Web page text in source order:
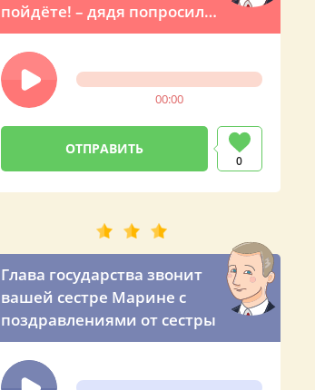
пойдёте! – дядя попросил
президента позвонить и
оригинально поздравить
свою племянницу с ДР
00:00
0
Глава государства звонит
вашей сестре Марине с
поздравлениями от сестры